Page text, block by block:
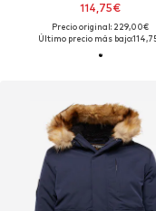
114,75€
Precio original: 229,00€
Último precio más bajo: